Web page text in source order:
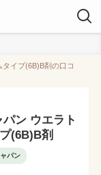
イプ(6B)B剤の口コ
ン ウエラト
(6B)B剤
パン